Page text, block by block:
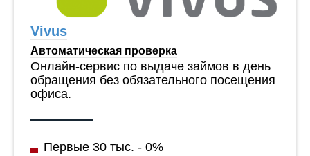
Vivus
Автоматическая проверка
Онлайн-сервис по выдаче займов в день
обращения без обязательного посещения
офиса.
Первые 30 тыс. - 0%